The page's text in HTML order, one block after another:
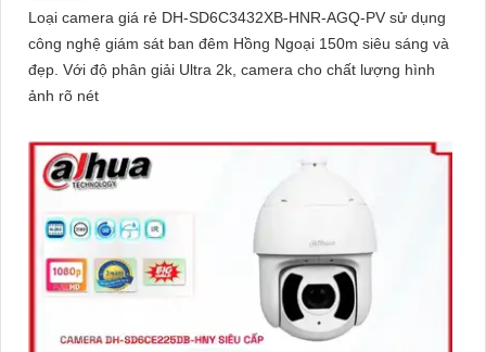
Loại camera giá rẻ DH-SD6C3432XB-HNR-AGQ-PV sử dụng
công nghệ giám sát ban đêm Hồng Ngoại 150m siêu sáng và
đẹp. Với độ phân giải Ultra 2k, camera cho chất lượng hình
ảnh rõ nét